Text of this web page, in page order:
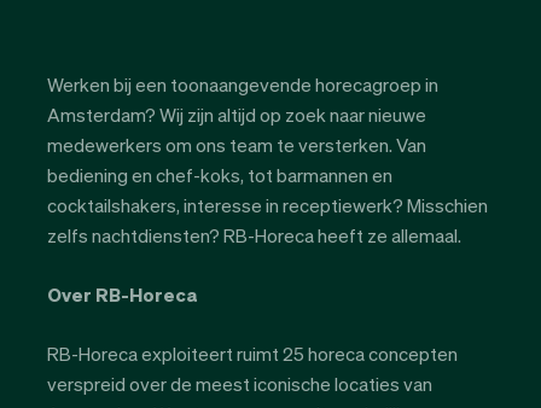
Werken bij een toonaangevende horecagroep in
Amsterdam? Wij zijn altijd op zoek naar nieuwe
medewerkers om ons team te versterken. Van
bediening en chef-koks, tot barmannen en
cocktailshakers, interesse in receptiewerk? Misschien
zelfs nachtdiensten? RB-Horeca heeft ze allemaal.
Over RB-Horeca
RB-Horeca exploiteert ruimt 25 horeca concepten
verspreid over de meest iconische locaties van